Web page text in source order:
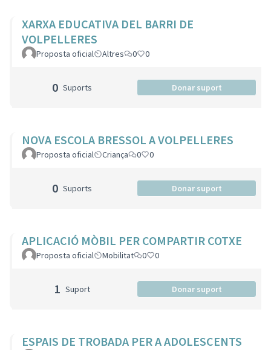
XARXA EDUCATIVA DEL BARRI DE
VOLPELLERES
Proposta oficial Altres 0 0
0 Suports Donar suport
NOVA ESCOLA BRESSOL A VOLPELLERES
Proposta oficial Criança 0 0
0 Suports Donar suport
APLICACIÓ MÒBIL PER COMPARTIR COTXE
Proposta oficial Mobilitat 0 0
1 Suport Donar suport
ESPAIS DE TROBADA PER A ADOLESCENTS